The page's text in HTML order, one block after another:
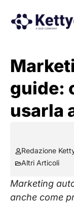
guide:
usarla
Redazione
Altri Articoli
Marketing
anche come